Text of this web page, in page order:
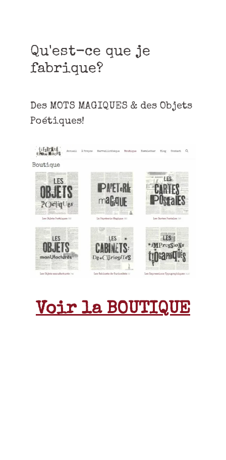
Qu'est-ce que je
fabrique?
Des MOTS MAGIQUES & des Objets
Poétiques!
Voir la BOUTIQUE